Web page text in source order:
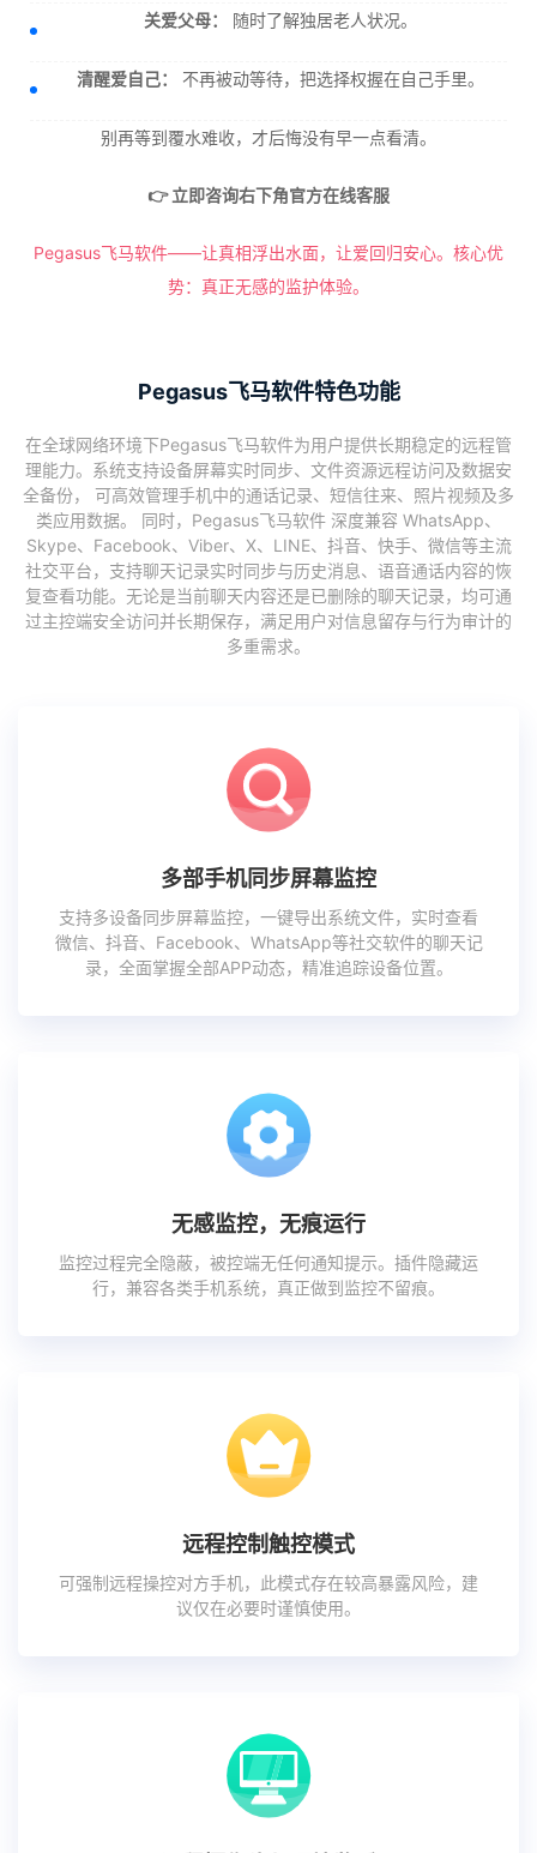
关爱父母： 随时了解独居老人状况。
清醒爱自己： 不再被动等待，把选择权握在自己手里。
别再等到覆水难收，才后悔没有早一点看清。
👉 立即咨询右下角官方在线客服
Pegasus飞马软件——让真相浮出水面，让爱回归安心。核心优
势：真正无感的监护体验。
Pegasus飞马软件特色功能
在全球网络环境下Pegasus飞马软件为用户提供长期稳定的远程管
理能力。系统支持设备屏幕实时同步、文件资源远程访问及数据安
全备份， 可高效管理手机中的通话记录、短信往来、照片视频及多
类应用数据。 同时，Pegasus飞马软件 深度兼容 WhatsApp、
Skype、Facebook、Viber、X、LINE、抖音、快手、微信等主流
社交平台，支持聊天记录实时同步与历史消息、语音通话内容的恢
复查看功能。无论是当前聊天内容还是已删除的聊天记录，均可通
过主控端安全访问并长期保存，满足用户对信息留存与行为审计的
多重需求。
多部手机同步屏幕监控
支持多设备同步屏幕监控，一键导出系统文件，实时查看
微信、抖音、Facebook、WhatsApp等社交软件的聊天记
录，全面掌握全部APP动态，精准追踪设备位置。
无感监控，无痕运行
监控过程完全隐蔽，被控端无任何通知提示。插件隐藏运
行，兼容各类手机系统，真正做到监控不留痕。
远程控制触控模式
可强制远程操控对方手机，此模式存在较高暴露风险，建
议仅在必要时谨慎使用。